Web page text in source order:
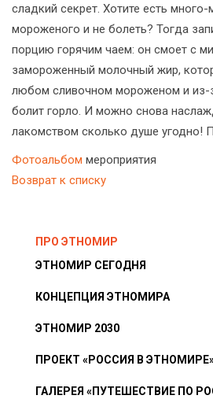
сладкий секрет. Хотите есть
мороженого и не болеть? Тогда
порцию горячим чаем: он смоет с
замороженный молочный жир,
любом сливочном мороженом и из-
болит горло. И можно снова
лакомством сколько душе угодно!
Фотоальбом мероприятия
Возврат к списку
ПРО ЭТНОМИР
ЭТНОМИР СЕГОДНЯ
КОНЦЕПЦИЯ ЭТНОМИРА
ЭТНОМИР 2030
ПРОЕКТ «РОССИЯ В
ГАЛЕРЕЯ «ПУТЕШЕСТВИЕ ПО